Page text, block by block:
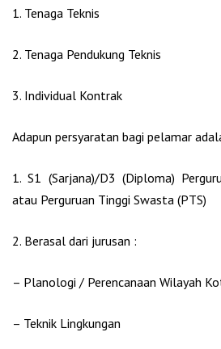
1. Tenaga Teknis
2. Tenaga Pendukung Teknis
3. Individual Kontrak
Adapun persyaratan bagi pelamar
1. S1 (Sarjana)/D3 (Diploma)
atau Perguruan Tinggi Swasta (PTS)
2. Berasal dari jurusan :
– Planologi / Perencanaan Wilayah
– Teknik Lingkungan